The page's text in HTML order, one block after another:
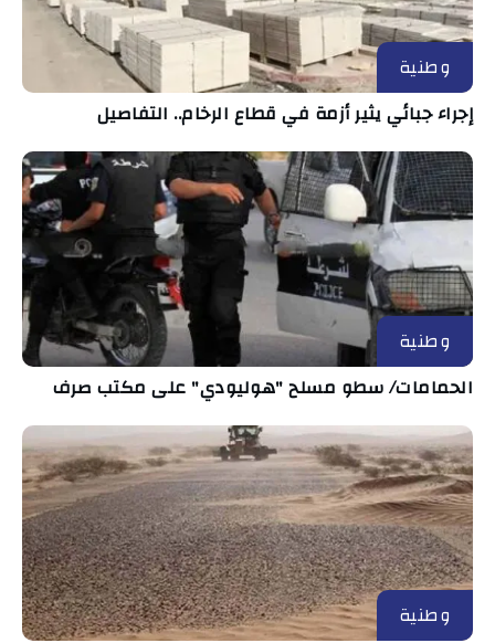
وطنية
إجراء جبائي يثير أزمة في قطاع الرخام.. التفاصيل
وطنية
الحمامات/ سطو مسلح "هوليودي" على مكتب صرف
وطنية